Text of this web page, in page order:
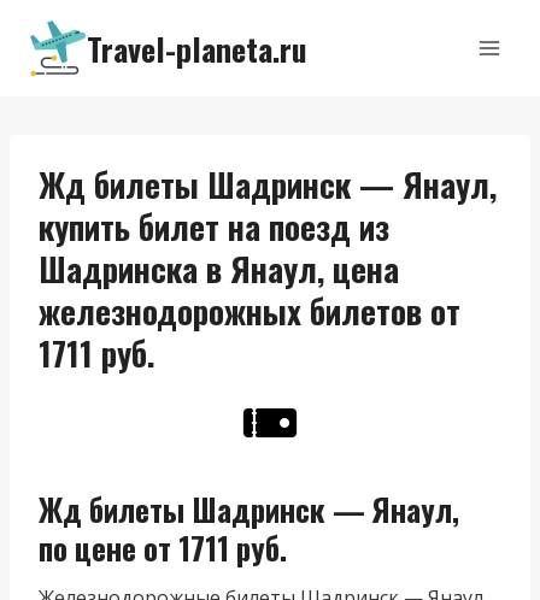
Перейти
содержимому
Travel-planeta.ru
Жд билеты Шадринск — Янаул,
купить билет на поезд из
Шадринска в Янаул, цена
железнодорожных билетов от
1711 руб.
Жд билеты Шадринск — Янаул,
по цене от 1711 руб.